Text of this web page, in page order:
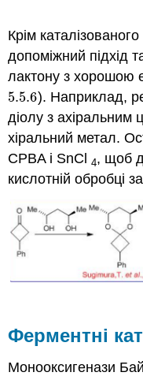
Крім
допоміжний підхід
лактону з хорошою
5.5.6
5.5.6). Наприклад,
діолу з
хіральний метал.
CPBA і SnCl
4, щоб
кислотній обробці
Ферментні
Монооксигенази